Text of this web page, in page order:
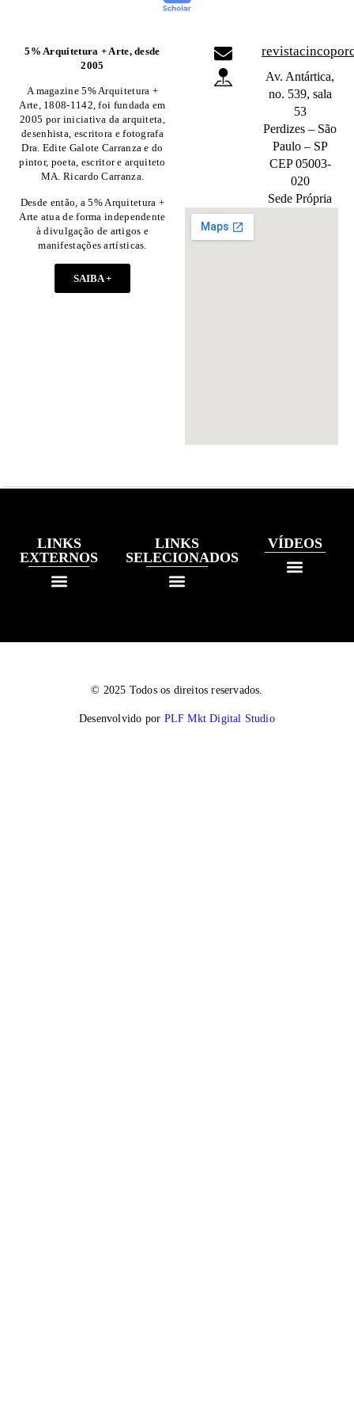
5% Arquitetura + Arte, desde
2005
A magazine 5% Arquitetura +
Arte, 1808-1142, foi fundada em
2005 por iniciativa da arquiteta,
desenhista, escritora e fotografa
Dra. Edite Galote Carranza e do
pintor, poeta, escritor e arquiteto
MA. Ricardo Carranza.
Desde então, a 5% Arquitetura +
Arte atua de forma independente
à divulgação de artigos e
manifestações artísticas.
SAIBA +
Av. Antártica,
no. 539, sala
53
Perdizes – São
Paulo – SP
CEP 05003-
020
Sede Própria
LINKS
EXTERNOS
LINKS
SELECIONADOS
VÍDEOS
© 2025 Todos os direitos reservados.
Desenvolvido por PLF Mkt Digital Studio